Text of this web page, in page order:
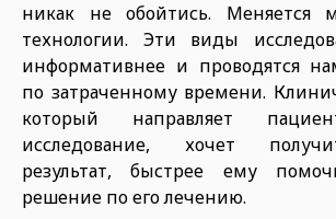
никак не обойтись. Меняется
технологии. Эти виды
информативнее и проводятся
по затраченному времени.
который направляет
исследование, хочет
результат, быстрее ему
решение по его лечению.